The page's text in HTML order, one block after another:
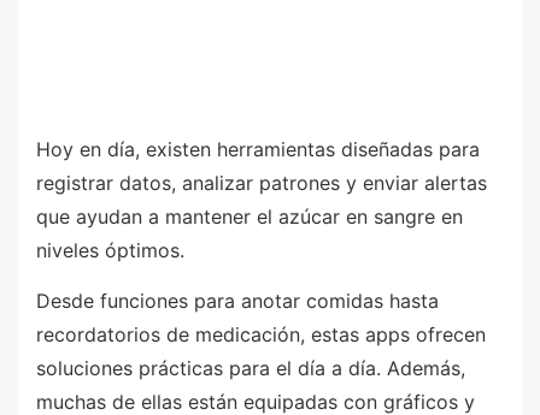
Hoy en día, existen herramientas diseñadas para
registrar datos, analizar patrones y enviar alertas
que ayudan a mantener el azúcar en sangre en
niveles óptimos.
Desde funciones para anotar comidas hasta
recordatorios de medicación, estas apps ofrecen
soluciones prácticas para el día a día. Además,
muchas de ellas están equipadas con gráficos y